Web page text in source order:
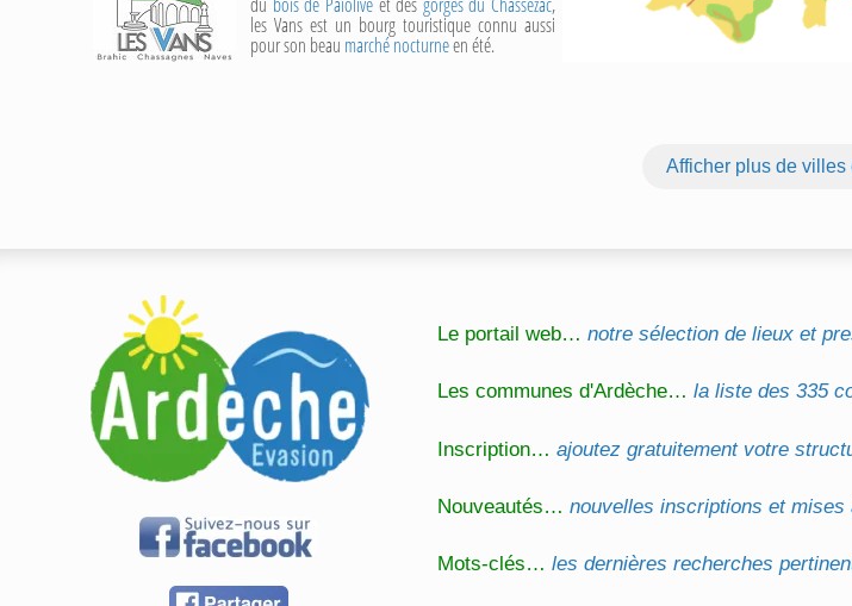
les Vans est un bourg touristique connu aussi
pour son beau marché nocturneen été.
Afficher plus de villes
Le portail web… notre sélection de lieux et
Les communes d'Ardèche… la liste des 335
Inscription… ajoutez gratuitement votre
Nouveautés… nouvelles inscriptions et mises
Mots-clés… les dernières recherches